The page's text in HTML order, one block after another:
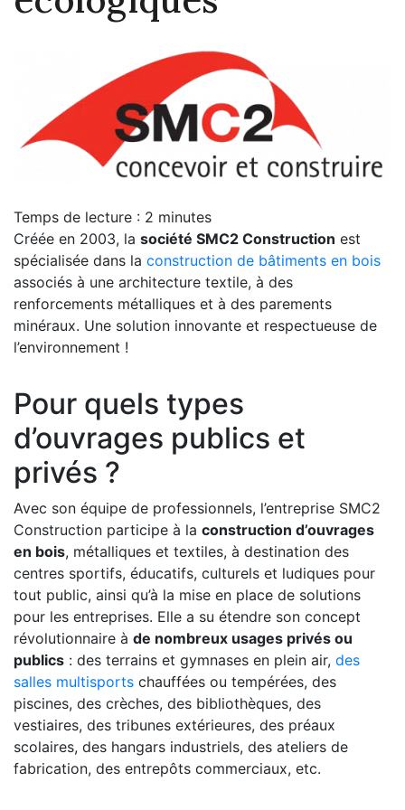
Temps de lecture : 2 minutes
Créée en 2003, la société SMC2 Construction est
spécialisée dans la construction de bâtiments en bois
associés à une architecture textile, à des
renforcements métalliques et à des parements
minéraux. Une solution innovante et respectueuse de
l’environnement !
Pour quels types
d’ouvrages publics et
privés ?
Avec son équipe de professionnels, l’entreprise SMC2
Construction participe à la construction d’ouvrages
en bois, métalliques et textiles, à destination des
centres sportifs, éducatifs, culturels et ludiques pour
tout public, ainsi qu’à la mise en place de solutions
pour les entreprises. Elle a su étendre son concept
révolutionnaire à de nombreux usages privés ou
publics : des terrains et gymnases en plein air, des
salles multisports chauffées ou tempérées, des
piscines, des crèches, des bibliothèques, des
vestiaires, des tribunes extérieures, des préaux
scolaires, des hangars industriels, des ateliers de
fabrication, des entrepôts commerciaux, etc.